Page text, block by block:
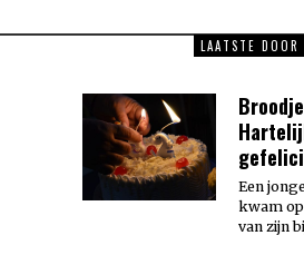
LAATSTE DOOR
Een
kwam op
van zijn